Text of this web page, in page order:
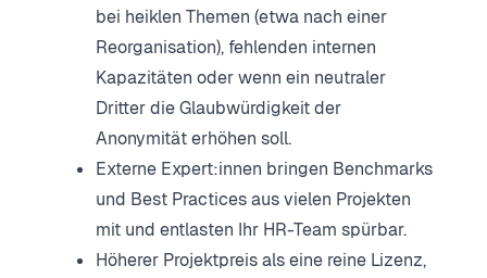
bei heiklen Themen (etwa nach einer
Reorganisation), fehlenden internen
Kapazitäten oder wenn ein neutraler
Dritter die Glaubwürdigkeit der
Anonymität erhöhen soll.
Externe Expert:innen bringen Benchmarks
und Best Practices aus vielen Projekten
mit und entlasten Ihr HR-Team spürbar.
Höherer Projektpreis als eine reine Lizenz,